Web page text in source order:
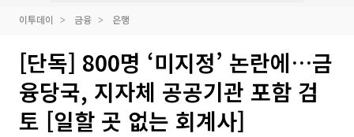
이투데이 금융 은행
[단독] 800명 ‘미지정’ 논란에…금
융당국, 지자체 공공기관 포함 검
토 [일할 곳 없는 회계사]